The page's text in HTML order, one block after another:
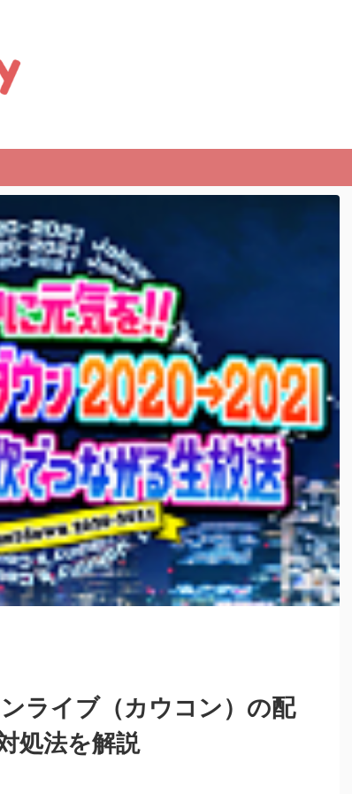
ライブ（カウコン）の配
処法を解説